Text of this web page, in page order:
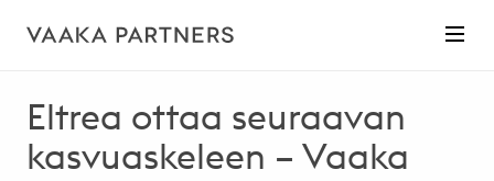
Eltrea ottaa seuraavan
kasvuaskeleen – Vaaka